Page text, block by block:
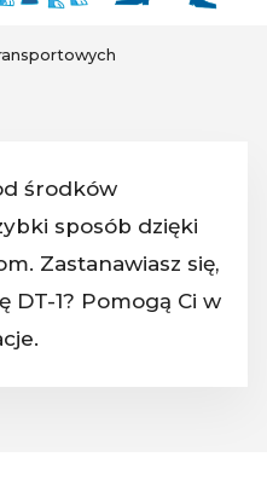
środków
sposób dzięki
Zastanawiasz się,
DT-1? Pomogą Ci w